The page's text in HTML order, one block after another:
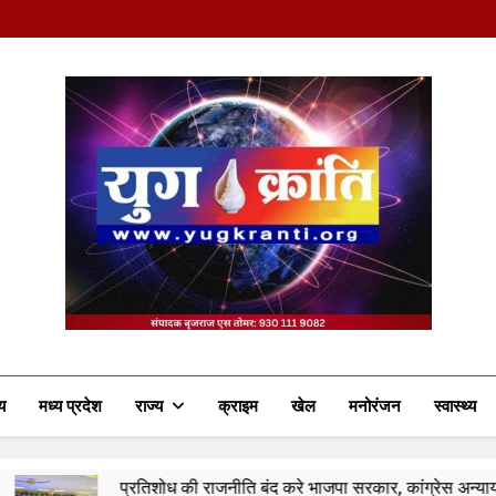
Yug Kranti |
मध्य प्रदेश राज्य क्राइम खेल मनोरंजन स्वास्थ्य
की राजनीति बंद करे भाजपा सरकार, कांग्रेस अन्याय के खिलाफ निर्णायक